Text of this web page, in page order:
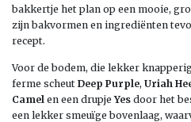
bakkertje het plan op een mooie,
zijn bakvormen en ingrediënten
recept.
Voor de bodem, die lekker
ferme scheut Deep Purple, Uriah
Camel en een drupjeYes door het
een lekker smeuïge bovenlaag,